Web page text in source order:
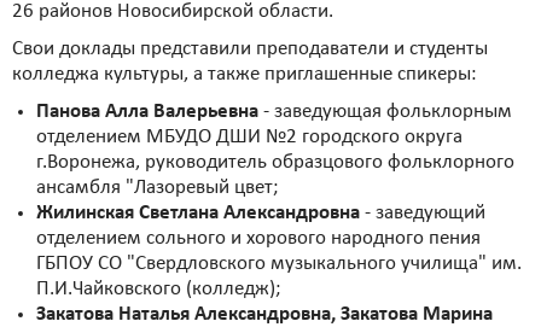
26 районов Новосибирской области.
Свои доклады представили преподаватели и студенты
колледжа культуры, а также приглашенные спикеры:
Панова Алла Валерьевна - заведующая фольклорным
отделением МБУДО ДШИ №2 городского округа
г.Воронежа, руководитель образцового фольклорного
ансамбля "Лазоревый цвет;
Жилинская Светлана Александровна - заведующий
отделением сольного и хорового народного пения
ГБПОУ СО "Свердловского музыкального училища" им.
П.И.Чайковского (колледж);
Закатова Наталья Александровна, Закатова Марина